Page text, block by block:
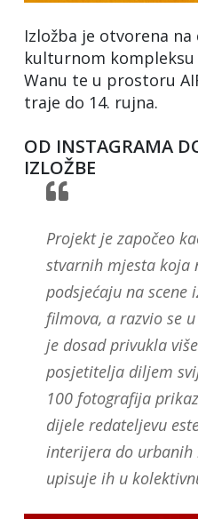
Izložba je otvorena na
kulturnom kompleksu
Wanu te u prostoru
traje do 14. rujna.
OD INSTAGRAMA
IZLOŽBE
Projekt je započeo
stvarnih mjesta koja
podsjećaju na scene
filmova, a razvio se
je dosad privukla
posjetitelja diljem
100 fotografija
dijele redateljevu
interijera do
upisuje ih u